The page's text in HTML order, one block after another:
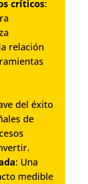
críticos:
relación
del éxito
de
: Una
medible